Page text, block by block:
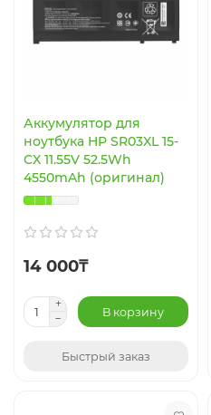
Аккумулятор для
ноутбука HP SR03XL 15-
CX 11.55V 52.5Wh
4550mAh (оригинал)
14 000₸
В корзину
Быстрый заказ